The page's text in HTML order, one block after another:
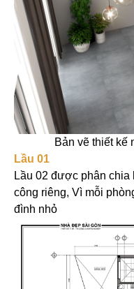
Bản vẽ thiết kế
Lầu 01
Lầu 02 được phân chia
công riêng, Vì mỗi
đình nhỏ